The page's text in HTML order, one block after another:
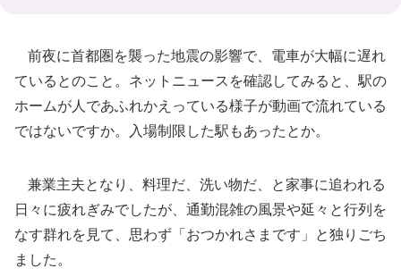
前夜に首都圏を襲った地震の影響で、電車が大幅に遅れ
ているとのこと。ネットニュースを確認してみると、駅の
ホームが人であふれかえっている様子が動画で流れている
ではないですか。入場制限した駅もあったとか。
兼業主夫となり、料理だ、洗い物だ、と家事に追われる
日々に疲れぎみでしたが、通勤混雑の風景や延々と行列を
なす群れを見て、思わず「おつかれさまです」と独りごち
ました。